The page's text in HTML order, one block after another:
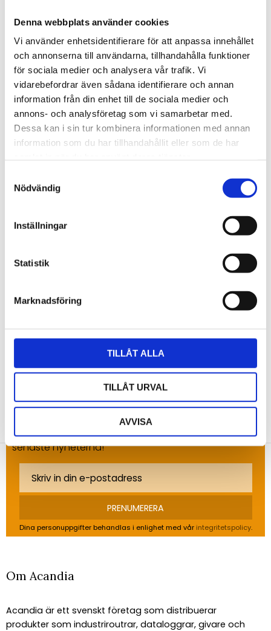
Denna webbplats använder cookies
Vi använder enhetsidentifierare för att anpassa innehållet
och annonserna till användarna, tillhandahålla funktioner
för sociala medier och analysera vår trafik. Vi
vidarebefordrar även sådana identifierare och annan
information från din enhet till de sociala medier och
annons- och analysföretag som vi samarbetar med.
Dessa kan i sin tur kombinera informationen med annan
information som du har tillhandahållit eller som de har
Nödvändig
Inställningar
Statistik
Marknadsföring
TILLÅT ALLA
TILLÅT URVAL
AVVISA
paket för aktivering av en enhet i 3, 5 eller 10 år.
STÄLL EN FRÅGA OM PRODUKTEN
Bli den första att lämna ett omdöme.
NYHETSBREV
Anmäl dig till vårt nyhetsbrev och ta del av de
senaste nyheterna!
PRENUMERERA
Dina personuppgifter behandlas i enlighet med vår integritetspolicy.
Om Acandia
Acandia är ett svenskt företag som distribuerar
produkter som industriroutrar, dataloggrar, givare och